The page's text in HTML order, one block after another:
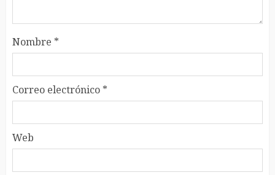
Nombre *
Correo electrónico *
Web